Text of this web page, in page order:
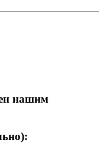
нашим